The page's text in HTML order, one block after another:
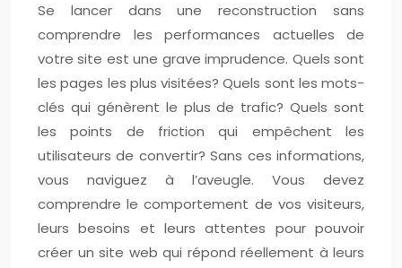
Se lancer dans une reconstruction sans
comprendre les performances actuelles de
votre site est une grave imprudence. Quels sont
les pages les plus visitées? Quels sont les mots-
clés qui génèrent le plus de trafic? Quels sont
les points de friction qui empêchent les
utilisateurs de convertir? Sans ces informations,
vous naviguez à l’aveugle. Vous devez
comprendre le comportement de vos visiteurs,
leurs besoins et leurs attentes pour pouvoir
créer un site web qui répond réellement à leurs